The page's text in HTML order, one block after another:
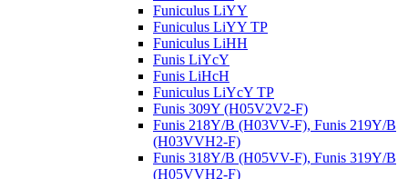
Funiculus LiYY
Funiculus LiYY TP
Funiculus LiHH
Funis LiYcY
Funis LiHcH
Funiculus LiYcY TP
Funis 309Y (H05V2V2-F)
Funis 218Y/B (H03VV-F), Funis 219Y/B
(H03VVH2-F)
Funis 318Y/B (H05VV-F), Funis 319Y/B
(H05VVH2-F)